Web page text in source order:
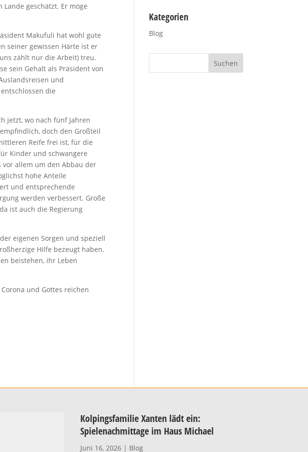
geschätzt. Er möge
Makufuli hat wohl gute
seiner gewissen Härte ist er
zählt nur die Arbeit) treu.
sein Gehalt als Präsident von
und
die
jetzt, wo nach fünf Jahren
doch den Großteil
Reife frei ist, für die
Kinder und schwangere
vor allem um den Abbau der
hohe Anteile
und entsprechende
werden verbessert. Große
ist auch die Regierung
eigenen Sorgen und speziell
Hilfe bezeugt haben.
beistehen, ihr Leben
und Gottes reichen
Kategorien
Blog
Kolpingsfamilie Xanten lädt ein:
Spielenachmittage im Haus Michael
Juni 16, 2026| Blog